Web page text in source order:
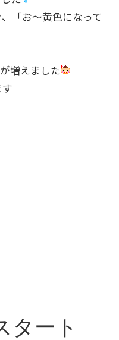
「お〜黄色になって
増えました
タート